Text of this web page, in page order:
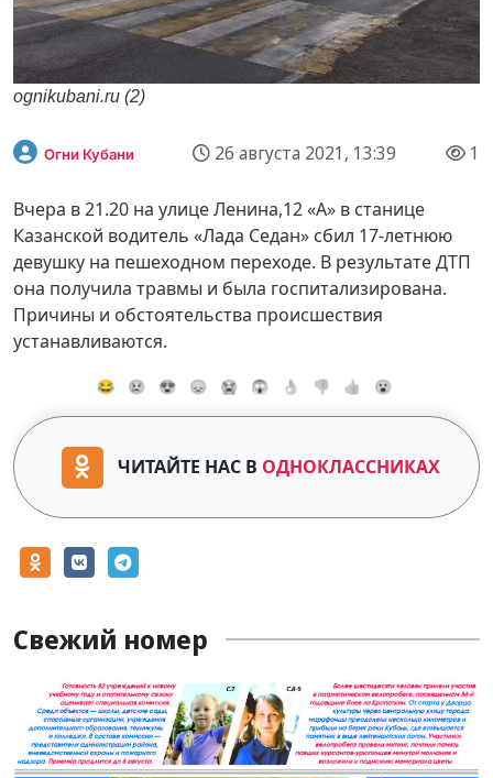
ognikubani.ru (2)
Огни Кубани 26 августа 2021, 13:39 1
Вчера в 21.20 на улице Ленина,12 «А» в станице
Казанской водитель «Лада Седан» сбил 17-летнюю
девушку на пешеходном переходе. В результате ДТП
она получила травмы и была госпитализирована.
Причины и обстоятельства происшествия
устанавливаются.
😂 😢 😍 😞 😭 😱 👌 👎 👍 😮
ЧИТАЙТЕ НАС В ОДНОКЛАССНИКАХ
Свежий номер